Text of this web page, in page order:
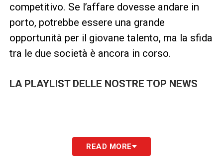
competitivo. Se l’affare dovesse andare in
porto, potrebbe essere una grande
opportunità per il giovane talento, ma la sfida
tra le due società è ancora in corso.
LA PLAYLIST DELLE NOSTRE TOP NEWS
READ MORE